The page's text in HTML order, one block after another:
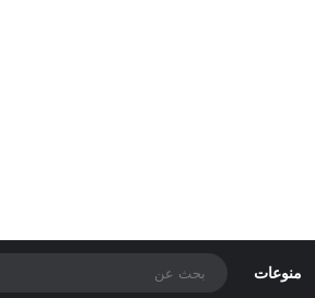
منوعات